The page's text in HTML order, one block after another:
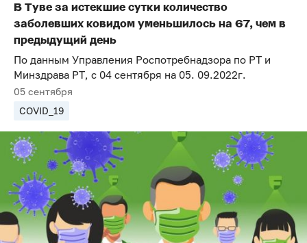
В Туве за истекшие сутки количество
заболевших ковидом уменьшилось на 67, чем в
предыдущий день
По данным Управления Роспотребнадзора по РТ и
Минздрава РТ, с 04 сентября на 05. 09.2022г.
05 сентября
COVID_19